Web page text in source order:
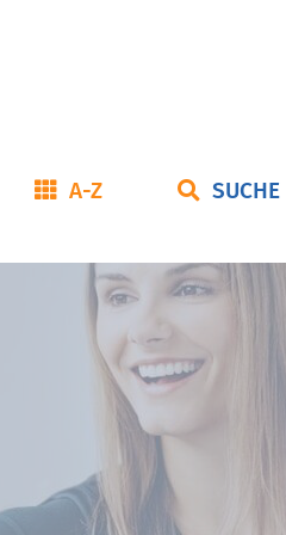
A-Z SUCHE